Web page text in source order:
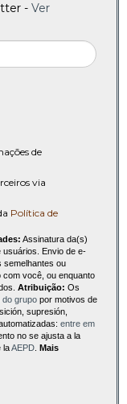
- Ver
de
via
Política de
Assinatura da(s)
Envio de e-
semelhantes ou
com você, ou enquanto
Atribuição: Os
grupo por motivos de
supresión,
entre em
no se ajusta a la
laAEPD
Mais